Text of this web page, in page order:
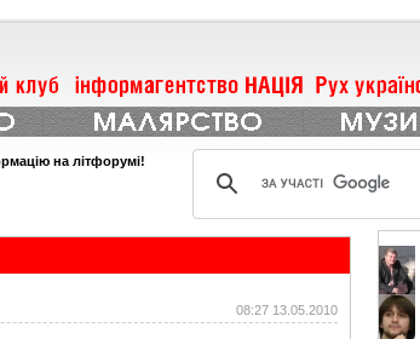
на літфорумі!
08:27 13.05.2010